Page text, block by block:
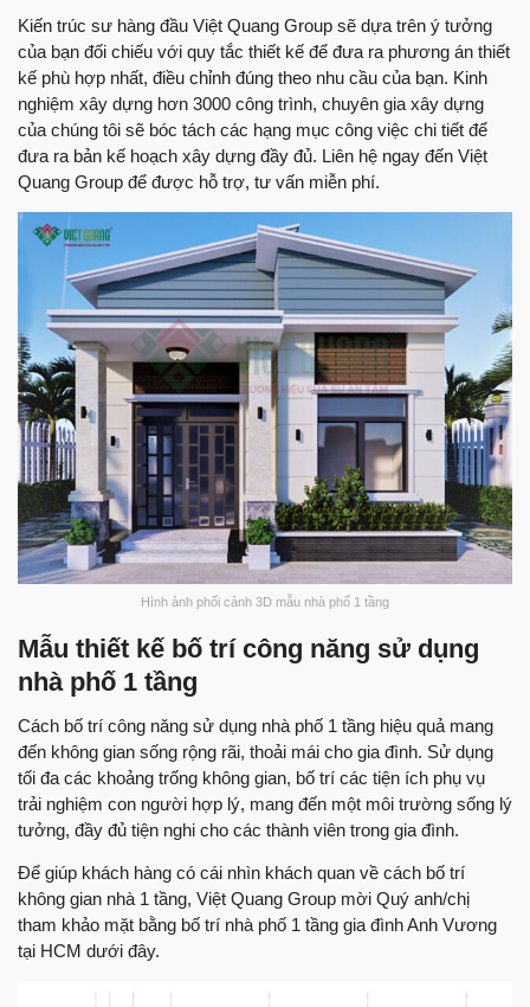
Kiến trúc sư hàng đầu Việt Quang Group sẽ dựa trên ý tưởng
của bạn đối chiếu với quy tắc thiết kế để đưa ra phương án thiết
kế phù hợp nhất, điều chỉnh đúng theo nhu cầu của bạn. Kinh
nghiệm xây dựng hơn 3000 công trình, chuyên gia xây dựng
của chúng tôi sẽ bóc tách các hạng mục công việc chi tiết để
đưa ra bản kế hoạch xây dựng đầy đủ. Liên hệ ngay đến Việt
Quang Group để được hỗ trợ, tư vấn miễn phí.
Hình ảnh phối cảnh 3D mẫu nhà phố 1 tầng
Mẫu thiết kế bố trí công năng sử dụng
nhà phố 1 tầng
Cách bố trí công năng sử dụng nhà phố 1 tầng hiệu quả mang
đến không gian sống rộng rãi, thoải mái cho gia đình. Sử dụng
tối đa các khoảng trống không gian, bố trí các tiện ích phụ vụ
trải nghiệm con người hợp lý, mang đến một môi trường sống lý
tưởng, đầy đủ tiện nghi cho các thành viên trong gia đình.
Để giúp khách hàng có cái nhìn khách quan về cách bố trí
không gian nhà 1 tầng, Việt Quang Group mời Quý anh/chị
tham khảo mặt bằng bố trí nhà phố 1 tầng gia đình Anh Vương
tại HCM dưới đây.